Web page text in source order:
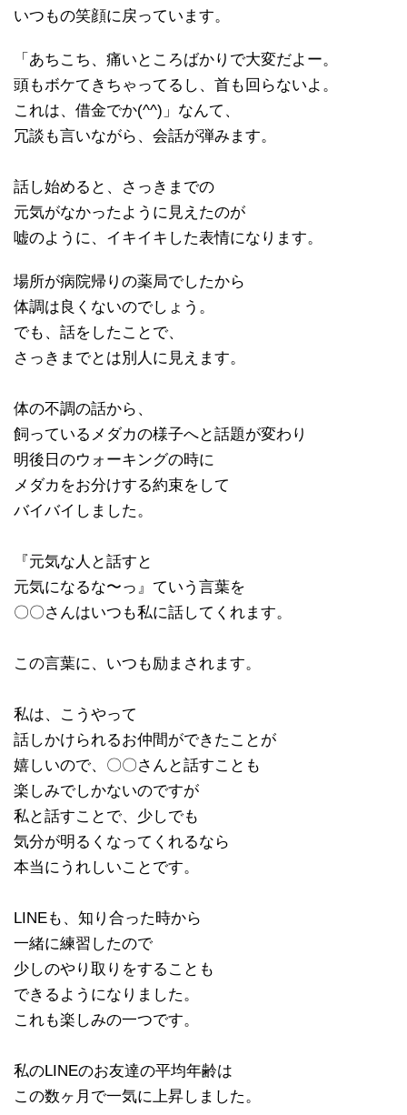
いつもの笑顔に戻っています。
「あちこち、痛いところばかりで大変だよー。
頭もボケてきちゃってるし、首も回らないよ。
これは、借金でか(^^)」なんて、
冗談も言いながら、会話が弾みます。
話し始めると、さっきまでの
元気がなかったように見えたのが
嘘のように、イキイキした表情になります。
場所が病院帰りの薬局でしたから
体調は良くないのでしょう。
でも、話をしたことで、
さっきまでとは別人に見えます。
体の不調の話から、
飼っているメダカの様子へと話題が変わり
明後日のウォーキングの時に
メダカをお分けする約束をして
バイバイしました。
『元気な人と話すと
元気になるな〜っ』ていう言葉を
〇〇さんはいつも私に話してくれます。
この言葉に、いつも励まされます。
私は、こうやって
話しかけられるお仲間ができたことが
嬉しいので、〇〇さんと話すことも
楽しみでしかないのですが
私と話すことで、少しでも
気分が明るくなってくれるなら
本当にうれしいことです。
LINEも、知り合った時から
一緒に練習したので
少しのやり取りをすることも
できるようになりました。
これも楽しみの一つです。
私のLINEのお友達の平均年齢は
この数ヶ月で一気に上昇しました。